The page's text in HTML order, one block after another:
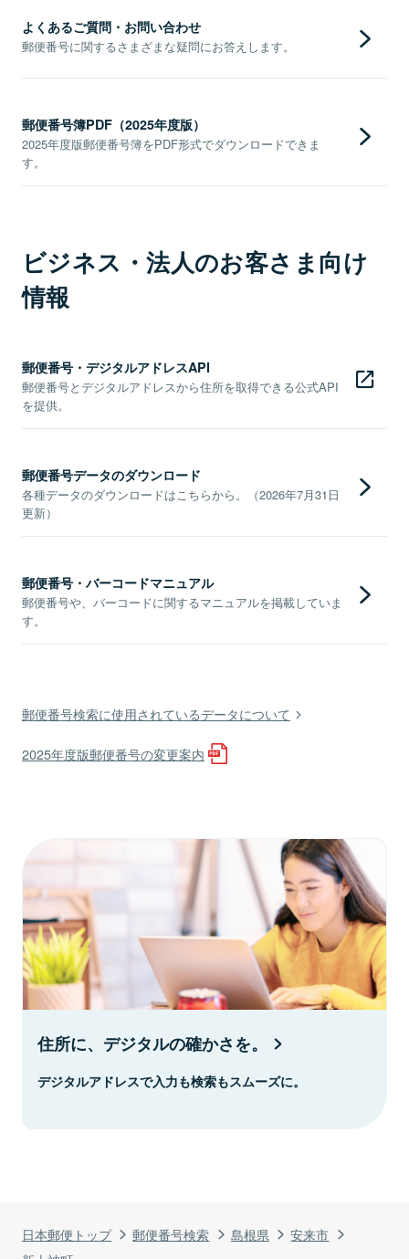
日本郵便トップ 郵便番号検索 島根県
安来市
よくあるご質問・お問い合わせ
郵便番号に関するさまざまな疑問にお答えします。
郵便番号簿PDF（2025年度版）
2025年度版郵便番号簿をPDF形式でダウンロードできま
す。
ビジネス・法人のお客さま向け
情報
郵便番号・デジタルアドレスAPI
郵便番号とデジタルアドレスから住所を取得できる公式API
を提供。
郵便番号データのダウンロード
各種データのダウンロードはこちらから。（2026年7月31日
更新）
郵便番号・バーコードマニュアル
郵便番号や、バーコードに関するマニュアルを掲載していま
す。
郵便番号検索に使用されているデータについて
2025年度版郵便番号の変更案内
住所に、デジタルの確かさを。
デジタルアドレスで入力も検索もスムーズに。